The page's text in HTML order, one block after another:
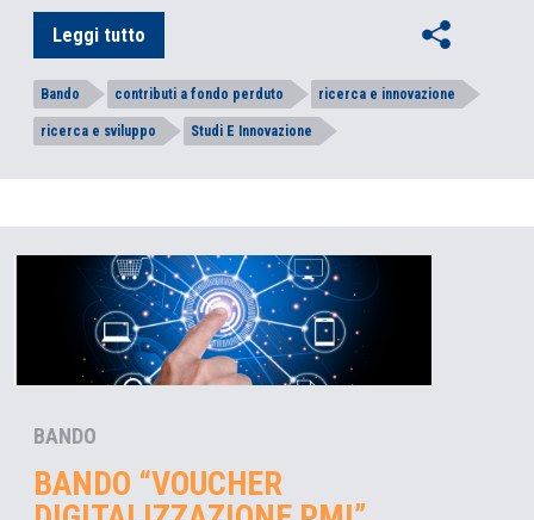
Leggi tutto
Bando contributi a fondo perduto ricerca e innovazione
ricerca e sviluppo Studi E Innovazione
BANDO
BANDO “VOUCHER